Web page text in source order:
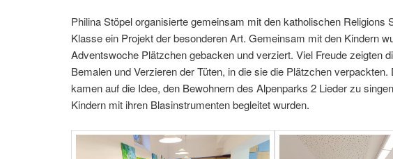
Philina Stöpel organisierte gemeinsam mit den katholischen Religions
Klasse ein Projekt der besonderen Art. Gemeinsam mit den Kindern
Adventswoche Plätzchen gebacken und verziert. Viel Freude zeigten
Bemalen und Verzieren der Tüten, in die sie die Plätzchen verpackten.
kamen auf die Idee, den Bewohnern des Alpenparks 2 Lieder zu
Kindern mit ihren Blasinstrumenten begleitet wurden.